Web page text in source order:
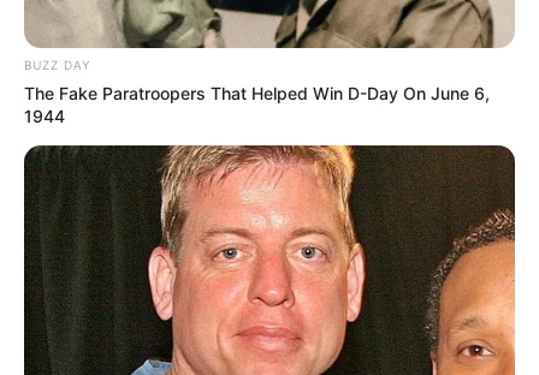
BUZZ DAY
The Fake Paratroopers That Helped Win D-Day On June 6,
1944